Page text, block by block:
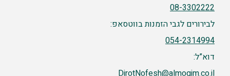
08-3302222
לבירורים לגבי הזמנות בווטסאפ:
054-2314994
דוא”ל: